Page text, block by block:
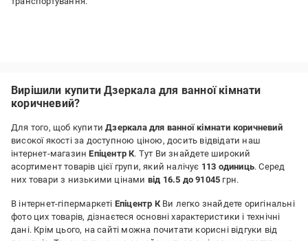
Вирішили купити Дзеркала для ванної кімнати
коричневий?
Для того, щоб купитиДзеркала для ванної кімнати коричневий
високої якості за доступною ціною, досить відвідати наш
інтернет-магазинЕпіцентр К. Тут Ви знайдете широкий
асортимент товарів цієї групи, який налічує 113 одиниць. Серед
них товари з низькими цінами від 16.5 до 91045 грн.
В інтернет-гіпермаркеті Епіцентр КВи легко знайдете оригінальні
фото цих товарів, дізнаєтеся основні характеристики і технічні
дані. Крім цього, на сайті можна почитати корисні відгуки від